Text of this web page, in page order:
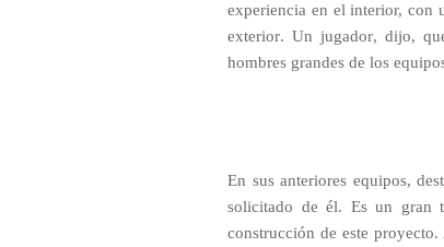
experiencia en el interior, con
exterior. Un jugador, dijo,
hombres grandes de los
En sus anteriores equipos,
solicitado de él. Es un gran
construcción de este